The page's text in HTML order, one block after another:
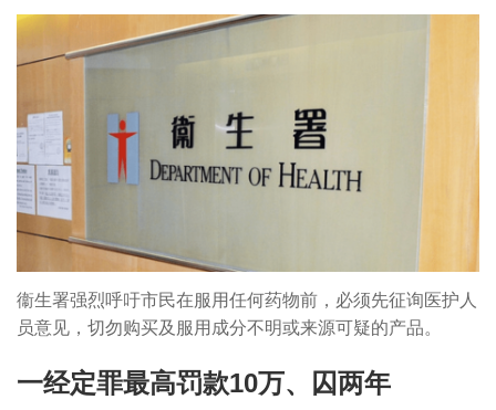
衞生署强烈呼吁市民在服用任何药物前，必须先征询医护人
员意见，切勿购买及服用成分不明或来源可疑的产品。
一经定罪最高罚款10万、囚两年